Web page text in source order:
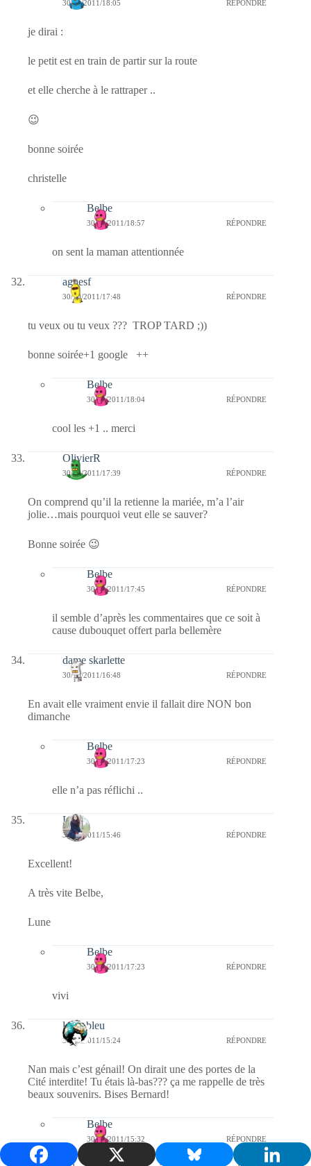
30/10/2011/18:05 RÉPONDRE
je dirai :
le petit est en train de partir sur la route
et elle cherche à le rattraper ..
😉
bonne soirée
christelle
Belbe
30/10/2011/18:57 RÉPONDRE
on sent la maman attentionnée
agnesf
30/10/2011/17:48 RÉPONDRE
tu veux ou tu veux ??? TROP TARD ;))
bonne soirée+1 google ++
Belbe
30/10/2011/18:04 RÉPONDRE
cool les +1 .. merci
OlivierR
30/10/2011/17:39 RÉPONDRE
On comprend qu’il la retienne la mariée, m’a l’air
jolie…mais pourquoi veut elle se sauver?
Bonne soirée 😉
Belbe
30/10/2011/17:45 RÉPONDRE
il semble d’après les commentaires que ce soit à
cause dubouquet offert parla bellemère
dame skarlette
30/10/2011/16:48 RÉPONDRE
En avait elle vraiment envie il fallait dire NON bon
dimanche
Belbe
30/10/2011/17:23 RÉPONDRE
elle n’a pas réflichi ..
Lune
30/10/2011/15:46 RÉPONDRE
Excellent!
A très vite Belbe,
Lune
Belbe
30/10/2011/17:23 RÉPONDRE
vivi
leboableu
30/10/2011/15:24 RÉPONDRE
Nan mais c’est génail! On dirait une des portes de la
Cité interdite! Tu étais là-bas??? ça me rappelle de très
beaux souvenirs. Bises Bernard!
Belbe
30/10/2011/15:32 RÉPONDRE